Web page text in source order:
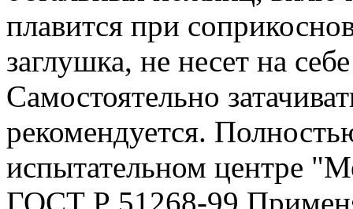
плавится при
заглушка, не несет на
Самостоятельно
рекомендуется.
испытательном центре
ГОСТ Р 51268-99